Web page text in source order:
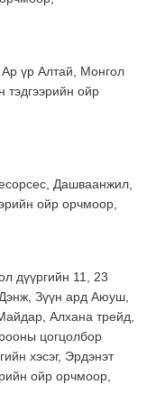
үр Алтай, Монгол
тэдгээрийн ойр
Дашваанжил,
ойр орчмоор,
дүүргийн 11, 23
Зүүн ард Аюуш,
Алхана трейд,
цогцолбор
хэсэг, Эрдэнэт
ойр орчмоор,